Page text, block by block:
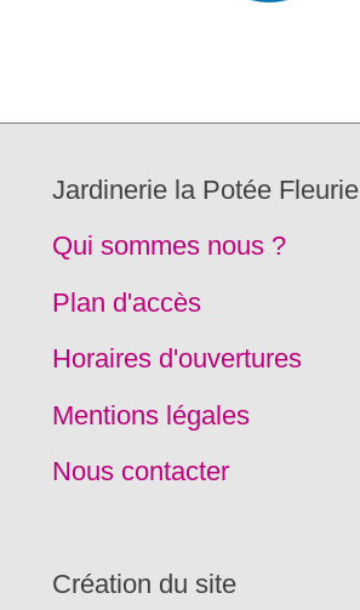
Jardinerie la Potée Fleurie
Qui sommes nous ?
Plan d'accès
Horaires d'ouvertures
Mentions légales
Nous contacter
Création du site